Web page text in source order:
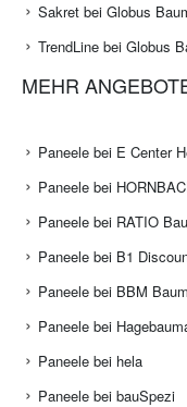
Sakret bei Globus
TrendLine bei Globus
MEHR
Paneele bei E Center
Paneele bei
Paneele bei RATIO
Paneele bei B1
Paneele bei BBM
Paneele bei
Paneele bei hela
Paneele bei bauSpezi